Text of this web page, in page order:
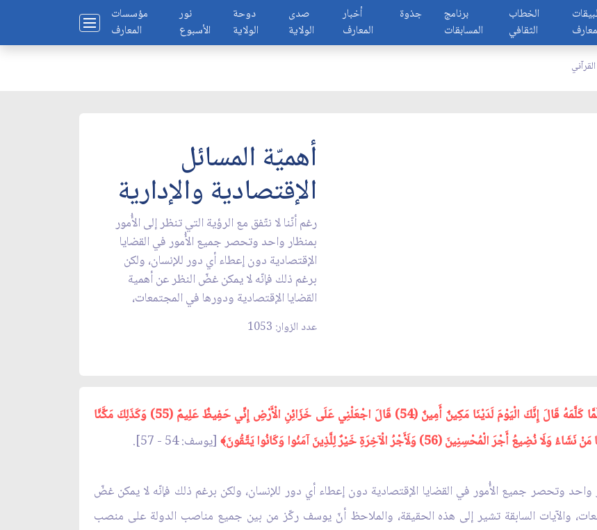
مؤسسات
المعارف
نور
الأسبوع
دوحة
الولاية
صدى
الولاية
أخبار
المعارف
جذوة
برنامج
المسابقات
الخطاب
الثقافي
أهميّة المسائل
الإقتصادية والإدارية
رغم أنّنا لا نتّفق مع الرؤية التي تنظر إلى الأُمور
بمنظار واحد وتحصر جميع الأُمور في القضايا
الإقتصادية دون إعطاء أي دور للإنسان، ولكن
برغم ذلك فإنّه لا يمكن غضّ النظر عن أهمية
القضايا الإقتصادية ودورها في المجتمعات،
عدد الزوار: 1053
وَقَالَ الْمَلِكُ ائْتُونِي بِهِ أَسْتَخْلِصْهُ لِنَفْسِي فَلَمَّا كَلَّمَهُ قَالَ إِنَّكَ الْيَوْمَ لَدَيْنَا مَكِينٌ أَمِينٌ (54) قَالَ اجْعَلْنِي عَلَى خَزَائِنِ الْأَرْضِ إِنِّي حَفِيظٌ عَلِيمٌ (55) وَكَذَلِكَ مَكَّنَّا
(56) وَلَأَجْرُ الْآخِرَةِ خَيْرٌ لِلَّذِينَ آمَنُوا وَكَانُوا يَتَّقُونَ
﴾[يوسف: 54 - 57].
واحد وتحصر جميع الأُمور في القضايا الإقتصادية دون إعطاء أي دور للإنسان، ولكن برغم ذلك فإنّه لا يمكن غضّ
والآيات السابقة تشير إلى هذه الحقيقة، والملاحظ أنّ يوسف ركّز من بين جميع مناصب الدولة على منصب